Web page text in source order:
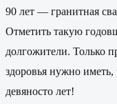
90 лет — гранитная
Отметить такую
долгожители. Только
здоровья нужно
девяносто лет!